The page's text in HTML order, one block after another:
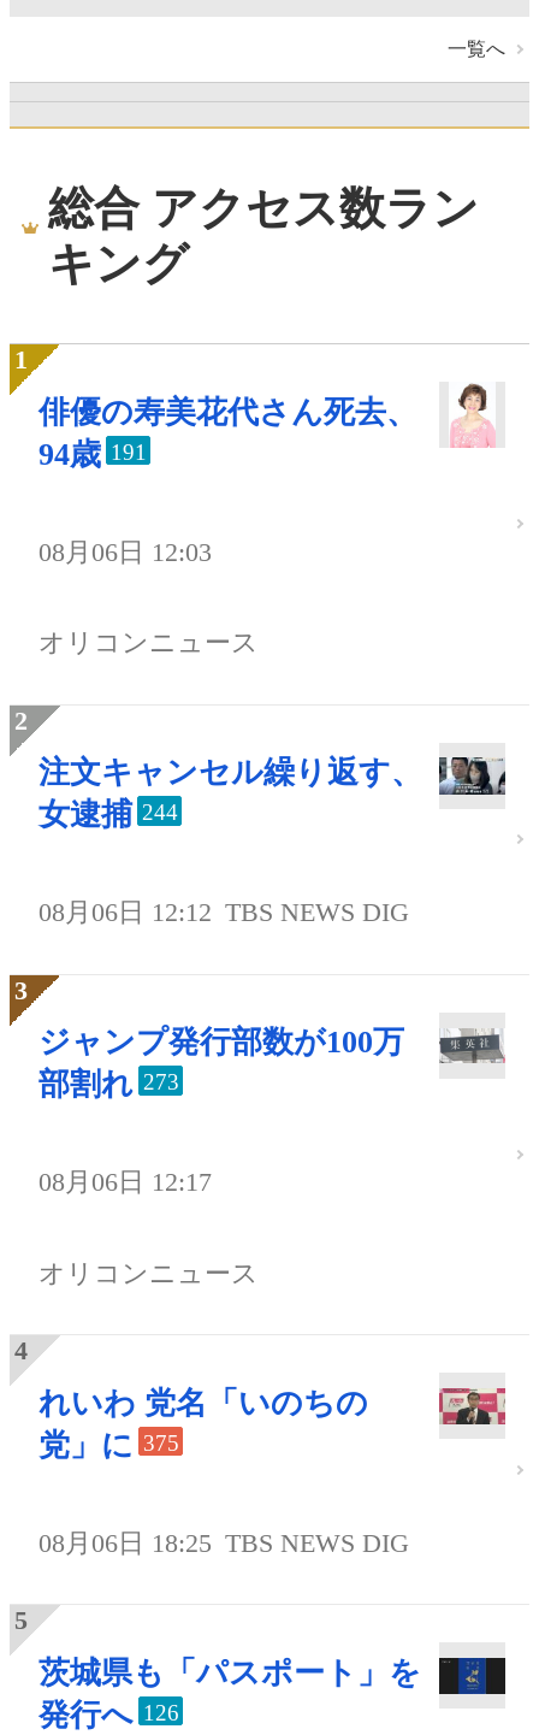
一覧へ
総合 アクセス数ラン
キング
俳優の寿美花代さん死去、
94歳 191
08月06日 12:03
オリコンニュース
注文キャンセル繰り返す、
女逮捕 244
08月06日 12:12 TBS NEWS DIG
ジャンプ発行部数が100万
部割れ 273
08月06日 12:17
オリコンニュース
れいわ 党名「いのちの
党」に 375
08月06日 18:25 TBS NEWS DIG
茨城県も「パスポート」を
発行へ 126